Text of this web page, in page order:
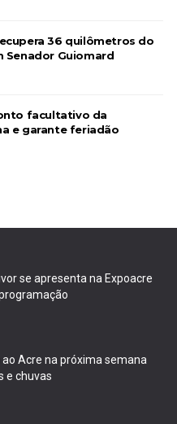
36 quilômetros do
Senador Guiomard
facultativo da
e garante feriadão
se apresenta na Expoacre
Acre na próxima semana
e chuvas